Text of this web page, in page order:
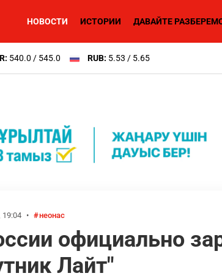
НОВОСТИ ИСТОРИИ ДАВАЙТЕ
540.0 / 545.0 RUB: 5.53 / 5.65
19:04 • неонас
официально
Лайт"